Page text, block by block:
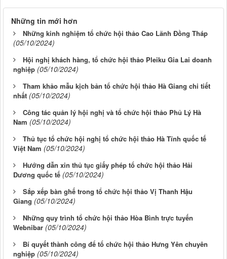
Những tin mới hơn
Những kinh nghiệm tổ chức hội thảo Cao Lãnh Đồng Tháp
(05/10/2024)
Hội nghị khách hàng, tổ chức hội thảo Pleiku Gia Lai doanh
nghiệp (05/10/2024)
Tham khảo mẫu kịch bản tổ chức hội thảo Hà Giang chi tiết
nhất (05/10/2024)
Công tác quản lý hội nghị và tổ chức hội thảo Phủ Lý Hà
Nam (05/10/2024)
Thủ tục tổ chức hội nghị tổ chức hội thảo Hà Tĩnh quốc tế
Việt Nam (05/10/2024)
Hướng dẫn xin thủ tục giấy phép tổ chức hội thảo Hải
Dương quốc tế (05/10/2024)
Sắp xếp bàn ghế trong tổ chức hội thảo Vị Thanh Hậu
Giang (05/10/2024)
Những quy trình tổ chức hội thảo Hòa Bình trực tuyến
Webnibar (05/10/2024)
Bí quyết thành công để tổ chức hội thảo Hưng Yên chuyên
nghiệp (05/10/2024)